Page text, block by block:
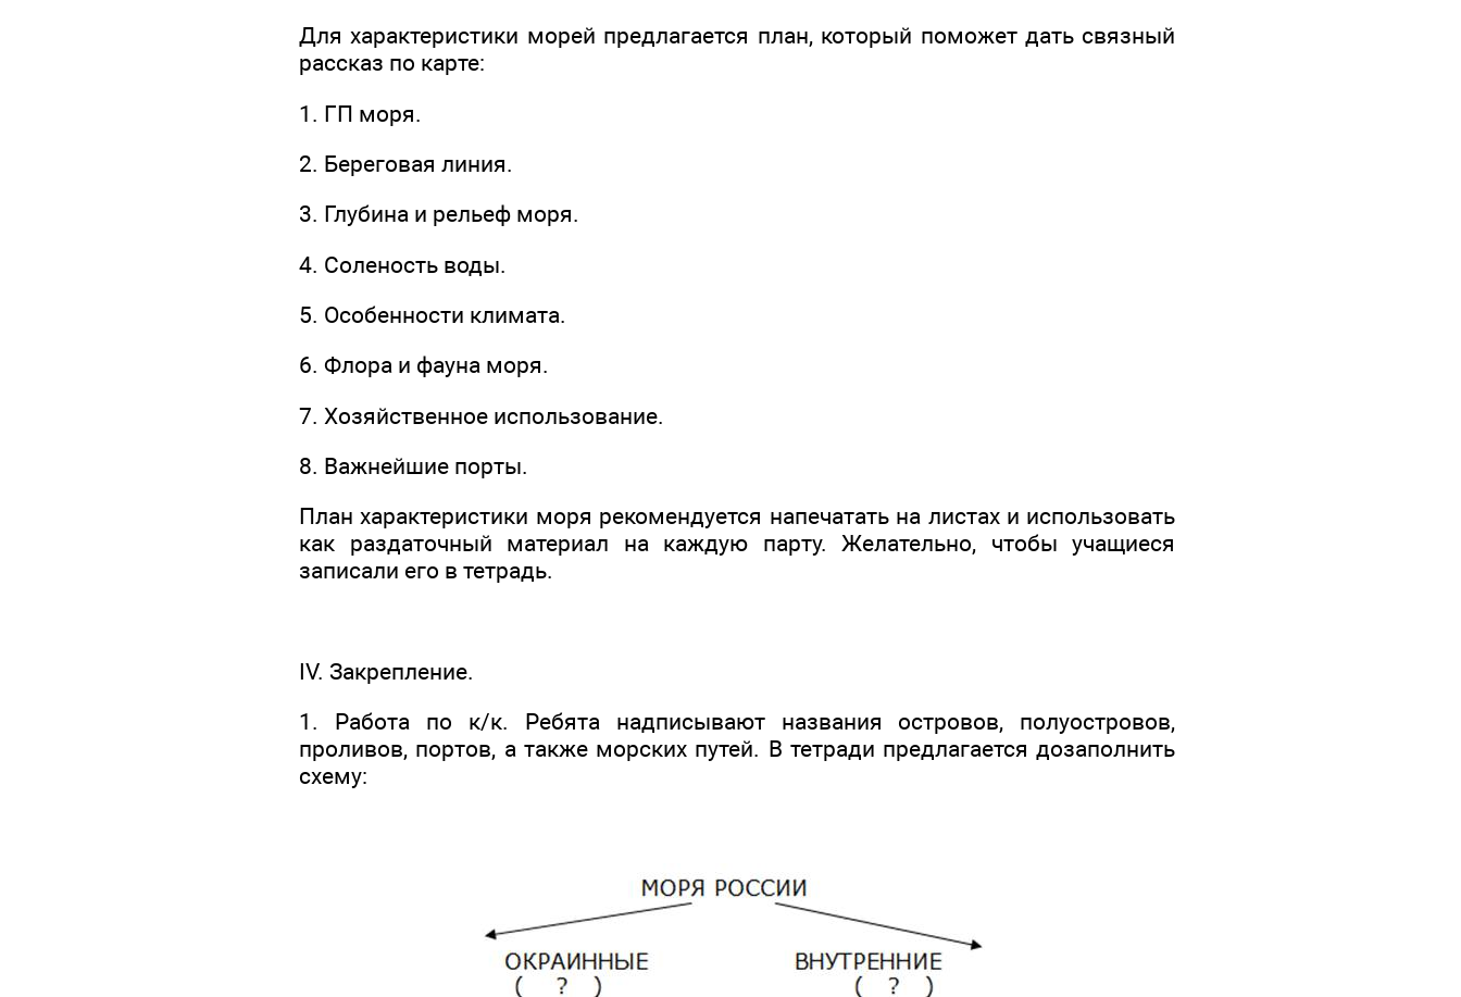
Для характеристики морей предлагается план, который поможет дать связный
рассказ по карте:
1. ГП моря.
2. Береговая линия.
3. Глубина и рельеф моря.
4. Соленость воды.
5. Особенности климата.
6. Флора и фауна моря.
7. Хозяйственное использование.
8. Важнейшие порты.
План характеристики моря рекомендуется напечатать на листах и использовать
как раздаточный материал на каждую парту. Желательно, чтобы учащиеся
записали его в тетрадь.
IV. Закрепление.
1. Работа по к/к. Ребята надписывают названия островов, полуостровов,
проливов, портов, а также морских путей. В тетради предлагается дозаполнить
схему: